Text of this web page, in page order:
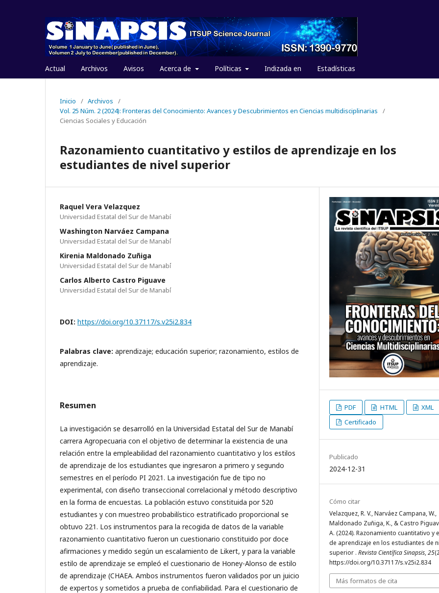
Actual Archivos Avisos Acerca de Políticas Indizada en Estadísticas
Inicio / Archivos
/
Vol. 25 Núm. 2 (2024): Fronteras del Conocimiento: Avances y Descubrimientos en Ciencias multidisciplinarias
/
Ciencias Sociales y Educación
Razonamiento cuantitativo y estilos de aprendizaje en los
estudiantes de nivel superior
Raquel Vera Velazquez
Universidad Estatal del Sur de Manabí
Washington Narváez Campana
Universidad Estatal del Sur de Manabí́
Kirenia Maldonado Zuñiga
Universidad Estatal del Sur de Manabí́
Carlos Alberto Castro Piguave
Universidad Estatal del Sur de Manabí́
DOI: https://doi.org/10.37117/s.v25i2.834
Palabras clave: aprendizaje; educación superior; razonamiento, estilos de
aprendizaje.
Resumen
La investigación se desarrolló en la Universidad Estatal del Sur de Manabí
carrera Agropecuaria con el objetivo de determinar la existencia de una
relación entre la empleabilidad del razonamiento cuantitativo y los estilos
de aprendizaje de los estudiantes que ingresaron a primero y segundo
semestres en el período PI 2021. La investigación fue de tipo no
experimental, con diseño transeccional correlacional y método descriptivo
en la forma de encuestas. La población estuvo constituida por 520
estudiantes y con muestreo probabilístico estratificado proporcional se
obtuvo 221. Los instrumentos para la recogida de datos de la variable
razonamiento cuantitativo fueron un cuestionario constituido por doce
afirmaciones y medido según un escalamiento de Likert, y para la variable
estilo de aprendizaje se empleó el cuestionario de Honey-Alonso de estilo
de aprendizaje (CHAEA. Ambos instrumentos fueron validados por un juicio
de expertos y sometidos a prueba de confiabilidad. Para el cuestionario de
PDF HTML
XML
Certificado
Publicado
2024-12-31
Cómo citar
Velazquez, R. V., Narváez Campana, W.,
Maldonado Zuñiga, K., & Castro
A. (2024). Razonamiento cuantitativo y
de aprendizaje en los estudiantes de
superior . Revista Científica Sinapsis,25
https://doi.org/10.37117/s.v25i2.834
Más formatos de cita